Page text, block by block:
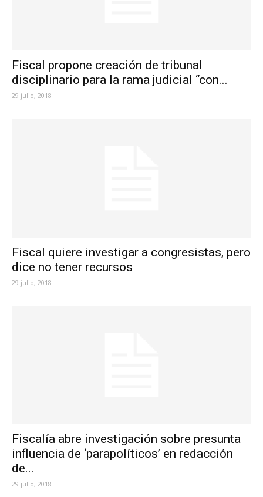
Fiscal propone creación de tribunal
disciplinario para la rama judicial “con...
29 julio, 2018
Fiscal quiere investigar a congresistas, pero
dice no tener recursos
29 julio, 2018
Fiscalía abre investigación sobre presunta
influencia de ‘parapolíticos’ en redacción
de...
29 julio, 2018